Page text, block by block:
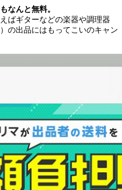
なんと無料。
ばギターなどの楽器や調理器
の出品にはもってこいのキャン